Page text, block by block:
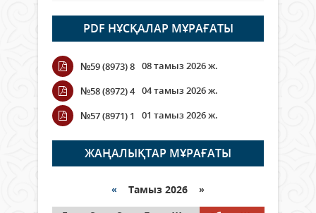
Open Air: Қызылорда облысы
полиция департаменті 20
мыңнан астам көрерменнің
қауіпсіздігін қамтамасыз етті
06 тамыз 2026 ж.
Wi-Fi ҚАБЫРҒА АРҚЫЛЫ ҚАЛАЙ
ӨТЕДІ?
06 тамыз 2026 ж. 261
граждане Казахстана,
PDF НҰСҚАЛАР МҰРАҒАТЫ
№59 (8973) 8 08 тамыз 2026 ж.
№58 (8972) 4 04 тамыз 2026 ж.
№57 (8971) 1
01 тамыз 2026 ж.
ЖАҢАЛЫҚТАР МҰРАҒАТЫ
« Тамыз 2026 »